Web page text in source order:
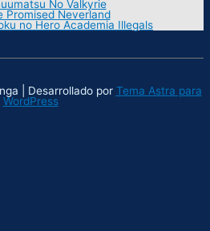
No Valkyrie
Promised Neverland
no Hero Academia Illegals
| Desarrollado por Tema Astra para
WordPress